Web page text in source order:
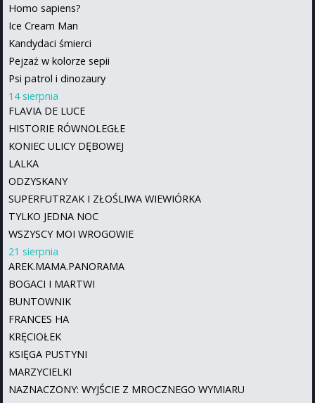
Homo sapiens?
Ice Cream Man
Kandydaci śmierci
Pejzaż w kolorze sepii
Psi patrol i dinozaury
14 sierpnia
FLAVIA DE LUCE
HISTORIE RÓWNOLEGŁE
KONIEC ULICY DĘBOWEJ
LALKA
ODZYSKANY
SUPERFUTRZAK I ZŁOŚLIWA WIEWIÓRKA
TYLKO JEDNA NOC
WSZYSCY MOI WROGOWIE
21 sierpnia
AREK.MAMA.PANORAMA
BOGACI I MARTWI
BUNTOWNIK
FRANCES HA
KRĘCIOŁEK
KSIĘGA PUSTYNI
MARZYCIELKI
NAZNACZONY: WYJŚCIE Z MROCZNEGO WYMIARU